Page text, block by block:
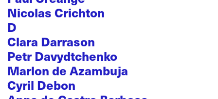
Nicolas Crichton
D
Clara Darrason
Petr Davydtchenko
Marlon de Azambuja
Cyril Debon